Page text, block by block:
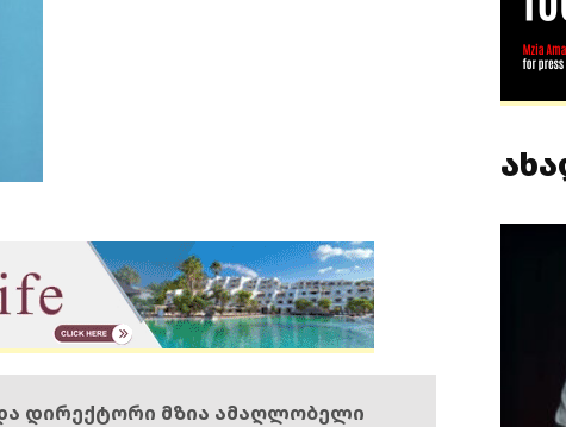
დირექტორი მზია ამაღლობელი